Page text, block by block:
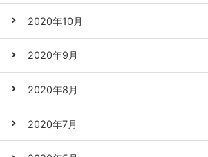
2020年10月
2020年9月
2020年8月
2020年7月